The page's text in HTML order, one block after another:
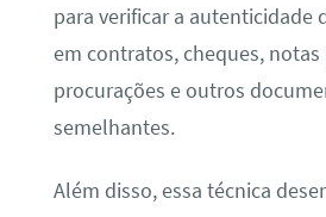
para verificar a autenticidade
em contratos, cheques,
procurações e outros
semelhantes.
Além disso, essa técnica